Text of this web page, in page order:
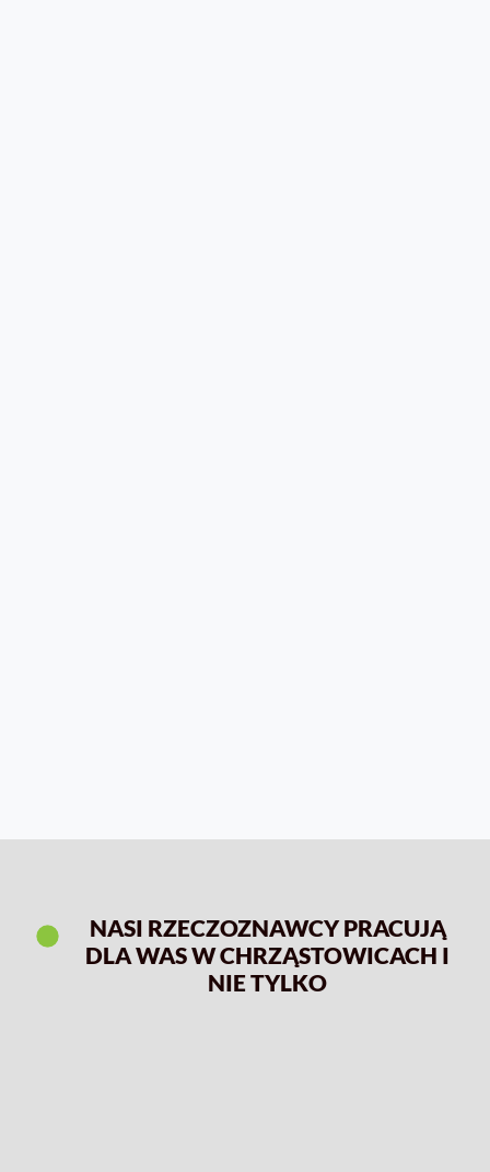
NASI RZECZOZNAWCY PRACUJĄ
DLA WAS W CHRZĄSTOWICACH I
NIE TYLKO